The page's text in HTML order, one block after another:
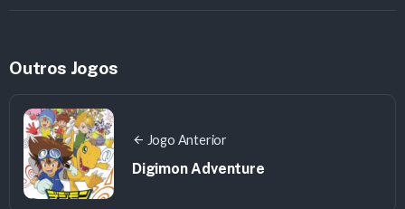
Outros Jogos
Jogo Anterior
Digimon Adventure